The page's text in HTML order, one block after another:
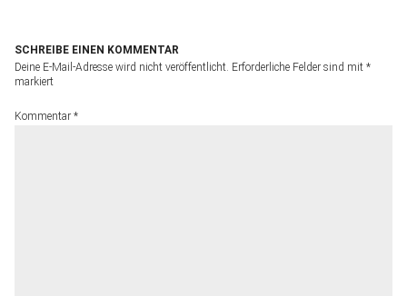
SCHREIBE EINEN KOMMENTAR
Deine E-Mail-Adresse wird nicht veröffentlicht. Erforderliche Felder sind mit*
markiert
Kommentar*